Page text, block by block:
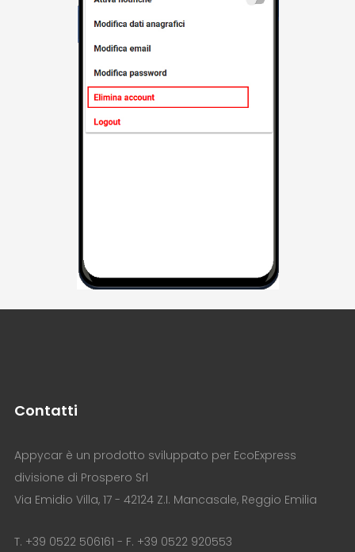
Contatti
Appycar è un prodotto sviluppato per EcoExpress
divisione di Prospero Srl
Via Emidio Villa, 17 - 42124 Z.I. Mancasale, Reggio Emilia
T. +39 0522 506161 - F. +39 0522 920553